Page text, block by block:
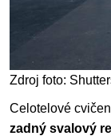
Zdroj foto:
Celotelové
zadný svalový